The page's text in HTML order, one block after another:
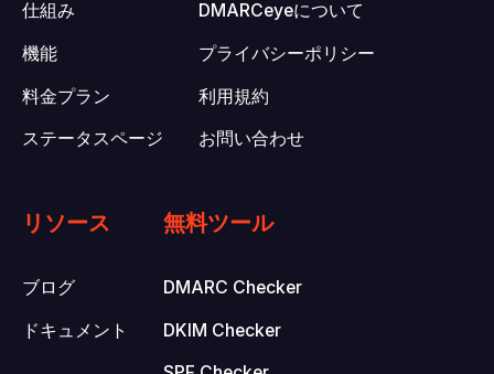
仕組み
機能
料金プラン
ステータスページ
DMARCeyeについて
プライバシーポリシー
利用規約
お問い合わせ
リソース
ブログ
ドキュメント
無料ツール
DMARC Checker
DKIM Checker